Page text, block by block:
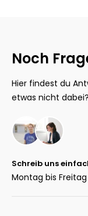
Noch
Hier findest du
etwas nicht
Schreib uns
Montag bis